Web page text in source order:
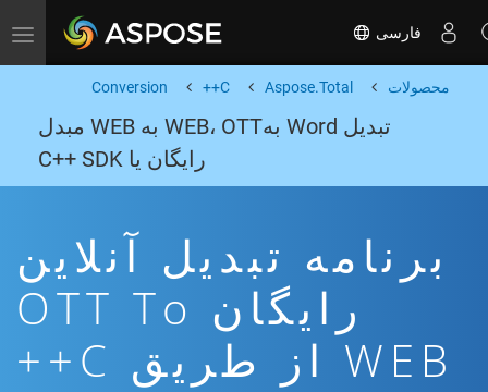
Toggle navigation فارسی
محصولات Aspose.Total
C++
Conversion
تبدیل Word بهWEB، OTT به WEB مبدل
رایگان یا C++ SDK
برنامه تبدیل آنلاین
رایگان OTT To
WEB از طریق C++